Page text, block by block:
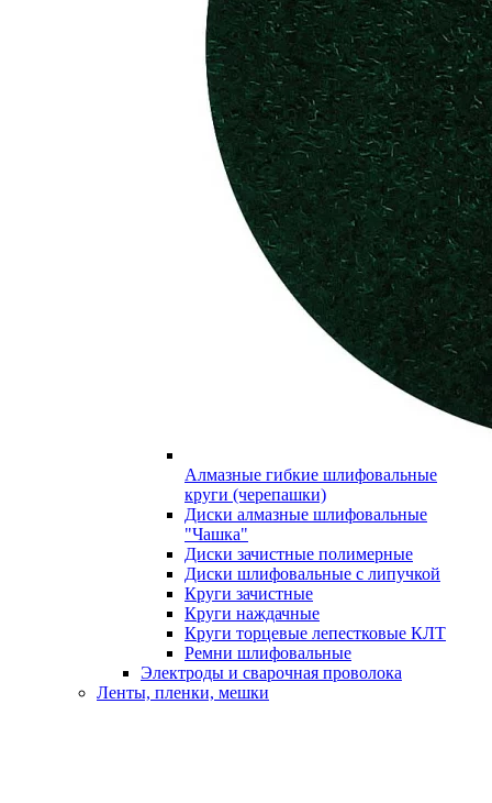
Алмазные гибкие шлифовальные
круги (черепашки)
Диски алмазные шлифовальные
"Чашка"
Диски зачистные полимерные
Диски шлифовальные с липучкой
Круги зачистные
Круги наждачные
Круги торцевые лепестковые КЛТ
Ремни шлифовальные
Электроды и сварочная проволока
Ленты, пленки, мешки